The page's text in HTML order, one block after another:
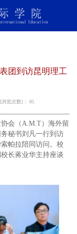
团到访昆明理工
览次数]： 85
会（A.M.T）海外留
秘书刘凡一行到访
帕拉陪同访问。校
长蒋业华主持座谈